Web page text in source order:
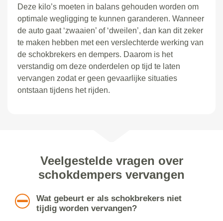
Deze kilo’s moeten in balans gehouden worden om
optimale wegligging te kunnen garanderen. Wanneer
de auto gaat ‘zwaaien’ of ‘dweilen’, dan kan dit zeker
te maken hebben met een verslechterde werking van
de schokbrekers en dempers. Daarom is het
verstandig om deze onderdelen op tijd te laten
vervangen zodat er geen gevaarlijke situaties
ontstaan tijdens het rijden.
Veelgestelde vragen over
schokdempers vervangen
Wat gebeurt er als schokbrekers niet
tijdig worden vervangen?